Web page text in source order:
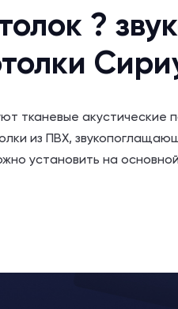
?
тканевые акустические
из ПВХ,
установить на